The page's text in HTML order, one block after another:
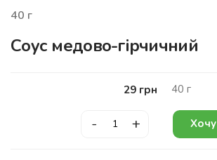
40 г
Соус медово-гірчичний
29 грн 40 г
- + Хочу